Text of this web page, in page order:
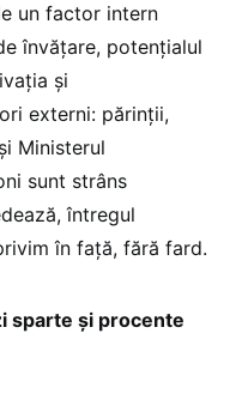
un factor intern
învățare, potențialul
și
externi: părinții,
Ministerul
sunt strâns
întregul
în față, fără fard.
sparte și procente